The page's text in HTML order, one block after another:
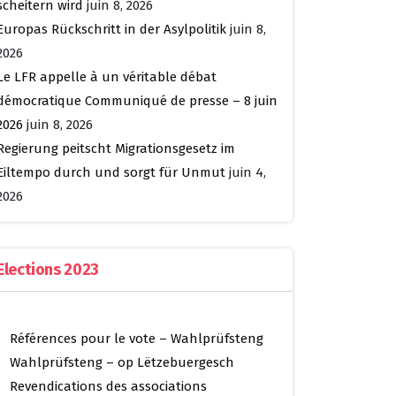
wird juin 8, 2026
Rückschritt in der Asylpolitik juin 8,
LFR appelle à un véritable débat
Communiqué de presse – 8 juin
juin 8, 2026
peitscht Migrationsgesetz im
durch und sorgt für Unmut juin 4,
2023
Références pour le vote – Wahlprüfsteng
Wahlprüfsteng – op Lëtzebuergesch
Revendications des associations